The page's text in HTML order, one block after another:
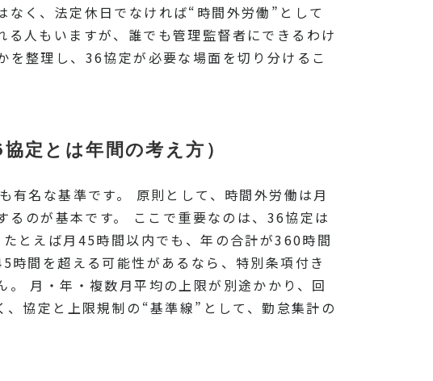
く、法定休日でなければ“時間外労働”として
人もいますが、誰でも管理監督者にできるわけ
整理し、36協定が必要な場面を切り分けるこ
定とは年間の考え方）
有名な基準です。 原則として、時間外労働は月
のが基本です。 ここで重要なのは、36協定は
とえば月45時間以内でも、年の合計が360時間
間を超える可能性があるなら、特別条項付き
月・年・複数月平均の上限が別途かかり、回
協定と上限規制の“基準線”として、勤怠集計の